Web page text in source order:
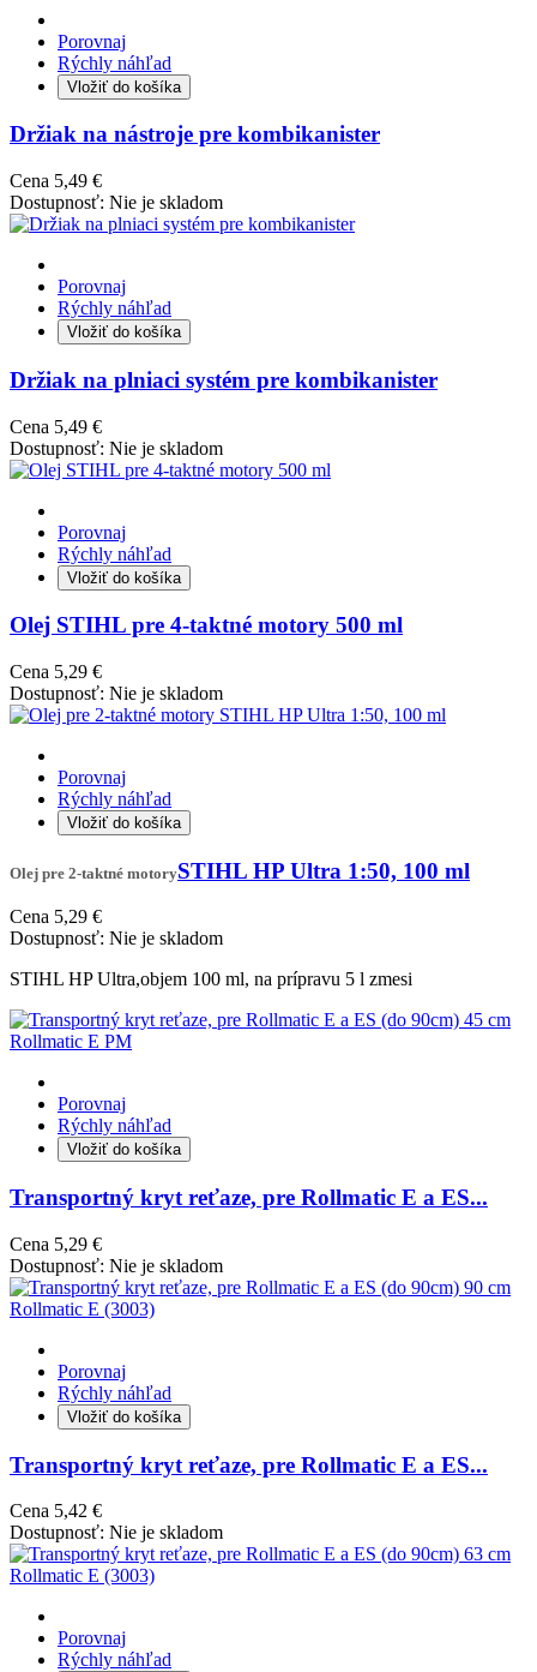
Porovnaj
Rýchly náhľad
Vložiť do košíka
Držiak na nástroje pre kombikanister
Cena 5,49 €
Dostupnosť: Nie je skladom
Porovnaj
Rýchly náhľad
Vložiť do košíka
Držiak na plniaci systém pre kombikanister
Cena 5,49 €
Dostupnosť: Nie je skladom
Porovnaj
Rýchly náhľad
Vložiť do košíka
Olej STIHL pre 4-taktné motory 500 ml
Cena 5,29 €
Dostupnosť: Nie je skladom
Porovnaj
Rýchly náhľad
Vložiť do košíka
Olej pre 2-taktné motorySTIHL HP Ultra 1:50, 100 ml
Cena 5,29 €
Dostupnosť: Nie je skladom
STIHL HP Ultra,objem 100 ml, na prípravu 5 l zmesi
Porovnaj
Rýchly náhľad
Vložiť do košíka
Transportný kryt reťaze, pre Rollmatic E a ES...
Cena 5,29 €
Dostupnosť: Nie je skladom
Porovnaj
Rýchly náhľad
Vložiť do košíka
Transportný kryt reťaze, pre Rollmatic E a ES...
Cena 5,42 €
Dostupnosť: Nie je skladom
Porovnaj
Rýchly náhľad